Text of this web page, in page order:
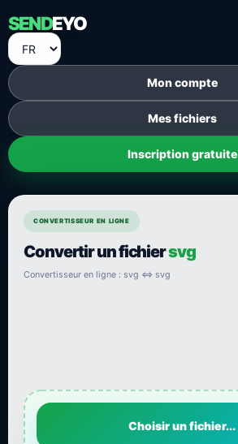
SENDEYO
Mon compte
Mes fichiers
Inscription gratuite
CONVERTISSEUR EN LIGNE
Convertir un fichiersvg
Convertisseur en ligne : svg ⇔ svg
Choisir un fichier...